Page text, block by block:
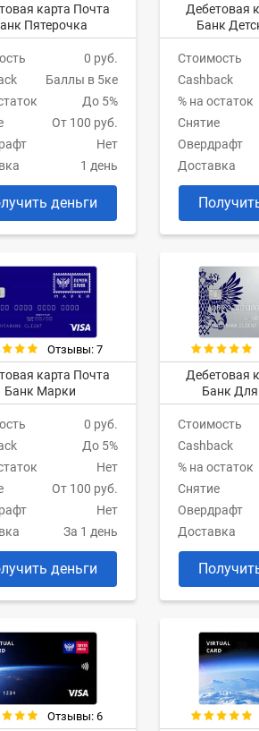
карта Почта
Пятерочка
0 руб.
Баллы в 5ке
До 5%
От 100 руб.
Нет
1 день
деньги
Дебетовая
Банк
Стоимость
Cashback
% на остаток
Снятие
Овердрафт
Доставка
Отзывы: 7
карта Почта
Банк Марки
0 руб.
До 5%
Нет
От 100 руб.
Нет
За 1 день
деньги
Дебетовая
Банк
Стоимость
Cashback
% на остаток
Снятие
Овердрафт
Доставка
Отзывы: 6